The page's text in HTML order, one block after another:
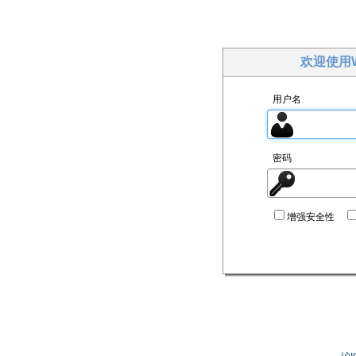
欢迎使用
用户名
密码
增强安全性